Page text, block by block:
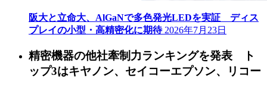
阪大と立命大、AlGaNで多色発光LEDを実証 ディス
プレイの小型・高精密化に期待 2026年7月23日
精密機器の他社牽制力ランキングを発表 ト
ップ3はキヤノン、セイコーエプソン、リコー